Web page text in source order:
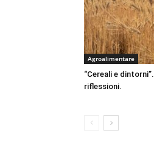
Agroalimentare
“Cereali e
riflessioni.